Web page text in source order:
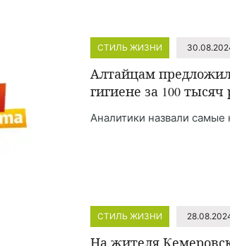
СТИЛЬ ЖИЗНИ
Алтайцам
гигиене за 100
Аналитики назвали
СТИЛЬ ЖИЗНИ
На жителя